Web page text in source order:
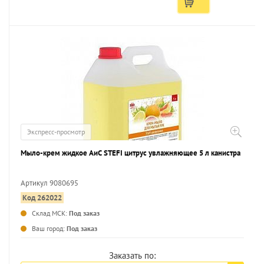
Экспресс-просмотр
Мыло-крем жидкое АиС STEFI цитрус увлажняющее 5 л канистра
Артикул 9080695
Код 262022
Склад МСК: Под заказ
Ваш город: Под заказ
Заказать по: